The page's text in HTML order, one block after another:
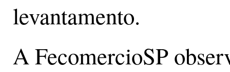
levantamento.
A FecomercioSP